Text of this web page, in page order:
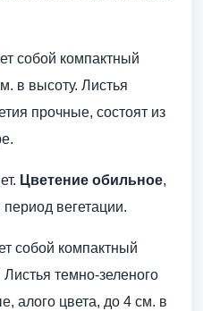
собой компактный
в высоту. Листья
прочные, состоят из
Цветение обильное,
вегетации.
собой компактный
Листья темно-зеленого
алого цвета, до 4 см. в